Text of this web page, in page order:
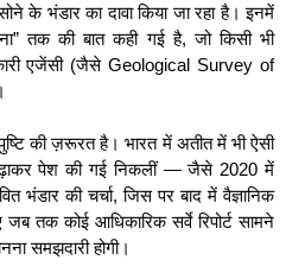
के भंडार का दावा किया जा रहा है। इनमें
तक की बात कही गई है, जो किसी भी
एजेंसी (जैसे Geological Survey of
की ज़रूरत है। भारत में अतीत में भी ऐसी
पेश की गई निकलीं — जैसे 2020 में
भंडार की चर्चा, जिस पर बाद में वैज्ञानिक
तक कोई आधिकारिक सर्वे रिपोर्ट सामने
समझदारी होगी।